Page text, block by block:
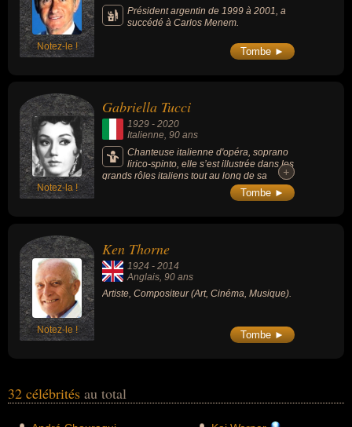
Notez-le !
Président argentin de 1999 à 2001, a
succédé à Carlos Menem.
Tombe ►
Notez-la !
Gabriella Tucci
1929 - 2020
Italienne, 90 ans
Chanteuse italienne d'opéra, soprano
lirico-spinto, elle s’est illustrée dans les
grands rôles italiens tout au long de sa
carrière et a brillé sur le répertoire de Puccini
+
+
Tombe ►
Notez-le !
Ken Thorne
1924 - 2014
Anglais, 90 ans
Artiste, Compositeur (Art, Cinéma, Musique).
Tombe ►
32 célébrités au total